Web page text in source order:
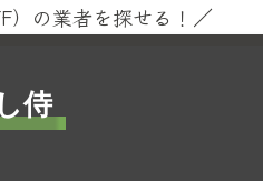
）の業者を探せる！／
侍